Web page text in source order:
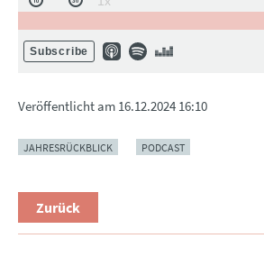
Veröffentlicht am 16.12.2024 16:10
JAHRESRÜCKBLICK PODCAST
Zurück